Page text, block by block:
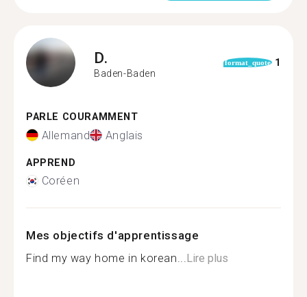
D.
Baden-Baden
format_quote 1
PARLE COURAMMENT
Allemand Anglais
APPREND
Coréen
Mes objectifs d'apprentissage
Find my way home in korean...Lire plus